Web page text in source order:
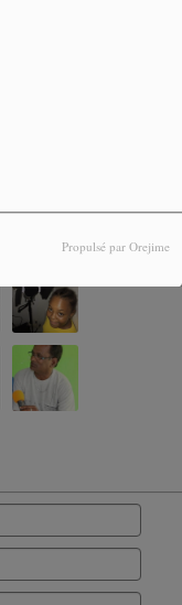
Propulsé par Orejime